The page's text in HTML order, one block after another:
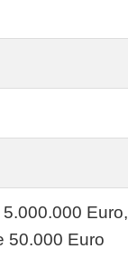
Euro,
50.000 Euro